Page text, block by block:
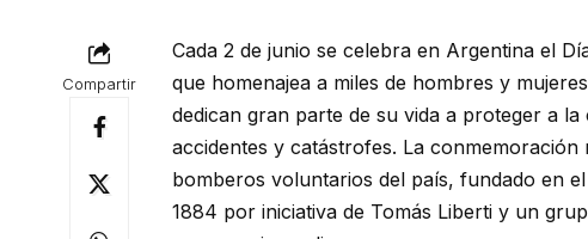
Compartir
Cada 2 de junio se celebra en Argentina el
que homenajea a miles de hombres y
dedican gran parte de su vida a proteger a
accidentes y catástrofes. La
bomberos voluntarios del país, fundado en
1884 por iniciativa de Tomás Liberti y un